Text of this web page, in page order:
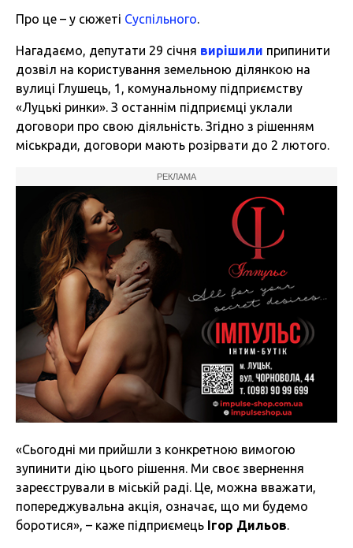
Про це – у сюжеті Суспільного.
Нагадаємо, депутати 29 січня вирішили припинити
дозвіл на користування земельною ділянкою на
вулиці Глушець, 1, комунальному підприємству
«Луцькі ринки». З останнім підприємці уклали
договори про свою діяльність. Згідно з рішенням
міськради, договори мають розірвати до 2 лютого.
РЕКЛАМА
«Сьогодні ми прийшли з конкретною вимогою
зупинити дію цього рішення. Ми своє звернення
зареєстрували в міській раді. Це, можна вважати,
попереджувальна акція, означає, що ми будемо
боротися», – каже підприємець Ігор Дильов.